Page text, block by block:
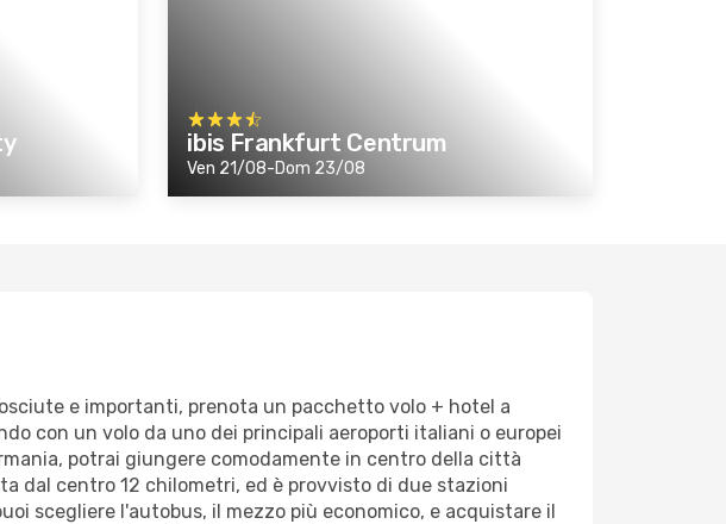
ibis Frankfurt Centrum
Ven 21/08-Dom 23/08
e importanti, prenota un pacchetto volo + hotel a
con un volo da uno dei principali aeroporti italiani o europei
potrai giungere comodamente in centro della città
dal centro 12 chilometri, ed è provvisto di due stazioni
scegliere l'autobus, il mezzo più economico, e acquistare il